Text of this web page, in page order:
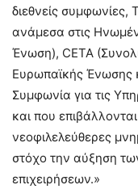
διεθνείς
ανάμεσα στις
Ένωση), CETA
Ευρωπαϊκής Ένωσης
Συμφωνία για τις
και που
νεοφιλελεύθερες
στόχο την αύξηση
επιχειρήσεων.»